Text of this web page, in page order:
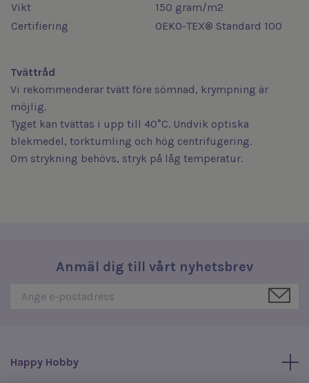
Vikt
150 gram/m2
Certifiering
OEKO-TEX® Standard 100
Tvättråd
Vi rekommenderar tvätt före sömnad, krympning är
möjlig.
Tyget kan tvättas i upp till 40°C. Undvik optiska
blekmedel, torktumling och hög centrifugering.
Om strykning behövs, stryk på låg temperatur.
Anmäl dig till vårt nyhetsbrev
Happy Hobby